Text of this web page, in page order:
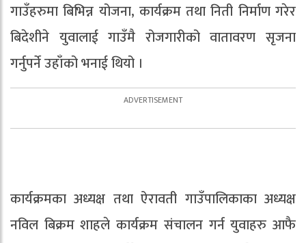
गाउँहरुमा बिभिन्न योजना, कार्यक्रम तथा निती निर्माण गरेर
बिदेशीने युवालाई गाउँमै रोजगारीको वातावरण सृजना
गर्नुपर्ने उहाँको भनाई थियो ।
कार्यक्रमका अध्यक्ष तथा ऐरावती गाउँपालिकाका अध्यक्ष
नविल बिक्रम शाहले कार्यक्रम संचालन गर्न युवाहरु आफै